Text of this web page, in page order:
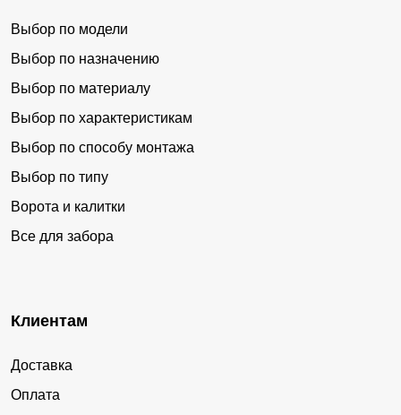
Выбор по модели
Выбор по назначению
Выбор по материалу
Выбор по характеристикам
Выбор по способу монтажа
Выбор по типу
Ворота и калитки
Все для забора
Клиентам
Доставка
Оплата